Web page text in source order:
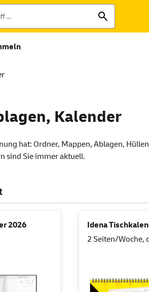
Kalender
hat: Ordner, Mappen, Ablagen,
sind Sie immer aktuell.
2026
Idena
2 Seiten/Woche,